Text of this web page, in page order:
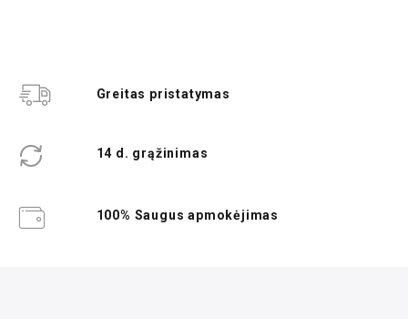
Greitas pristatymas
14 d. grąžinimas
100% Saugus apmokėjimas